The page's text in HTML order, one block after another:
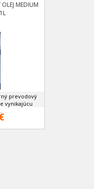
MEDIUM
prevodový
vynikajúcu